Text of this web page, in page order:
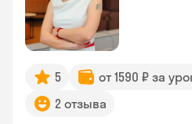
5 от 1590 ₽ за
2 отзыва